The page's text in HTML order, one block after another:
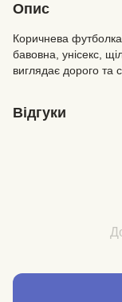
Опис
Коричнева футболка
бавовна, унісекс,
виглядає дорого та
Відгуки